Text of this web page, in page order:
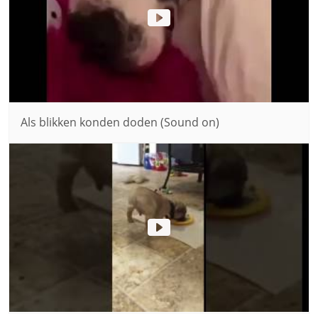
Als blikken konden doden (Sound on)